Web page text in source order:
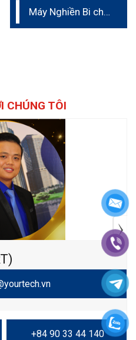
Máy Nghiền Bi cho
CHÚNG TÔI
+84 90 33 44 140